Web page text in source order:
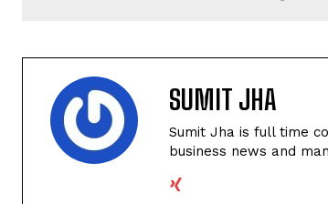
SUMIT JHA
Sumit Jha is full time
business news and